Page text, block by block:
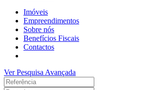
Imóveis
Empreendimentos
Sobre nós
Benefícios Fiscais
Contactos
Ver Pesquisa Avançada